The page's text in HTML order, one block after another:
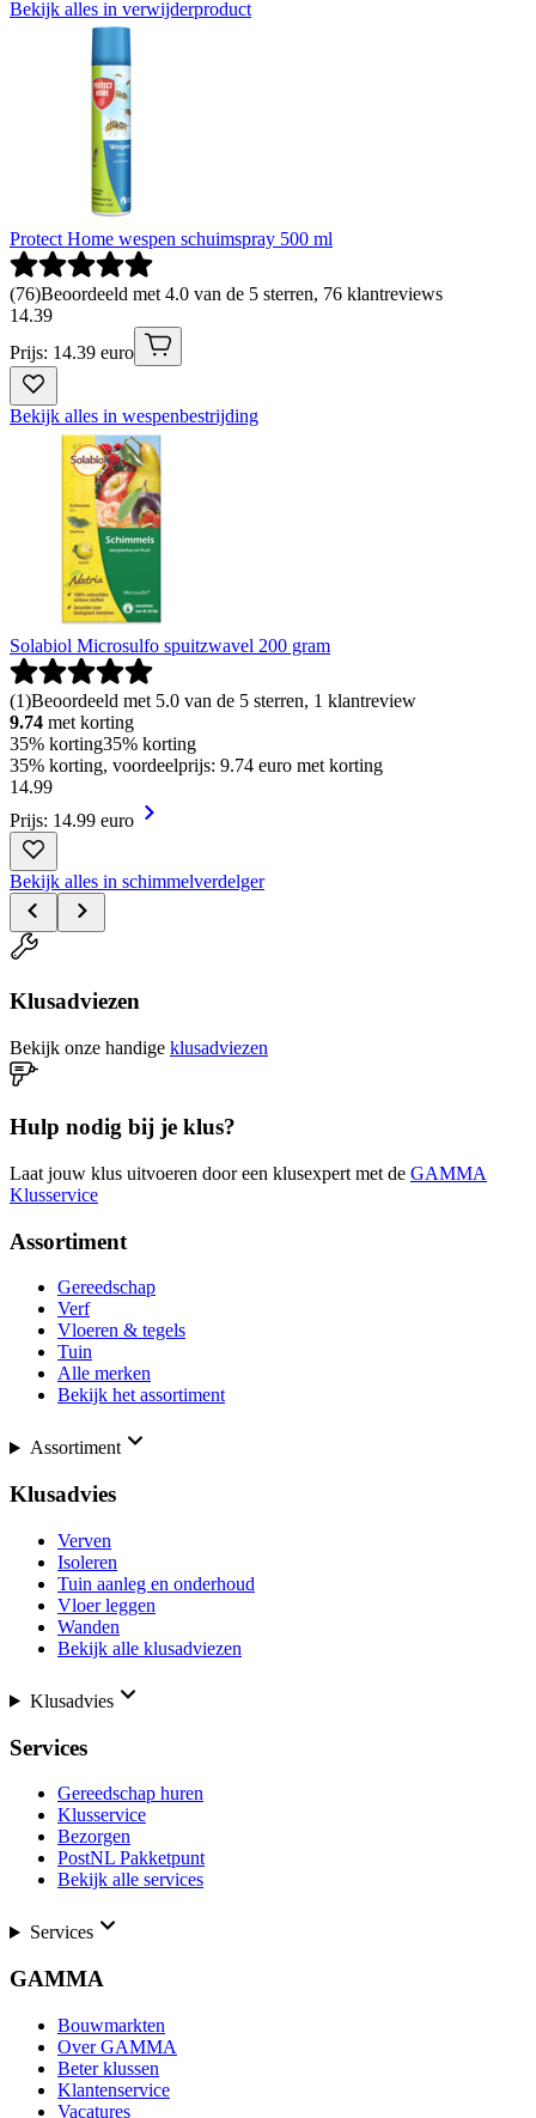
Bekijk alles in verwijderproduct
Protect Home wespen schuimspray 500 ml
(76)Beoordeeld met 4.0 van de 5 sterren, 76 klantreviews
14.39
Prijs: 14.39 euro
Bekijk alles in wespenbestrijding
Solabiol Microsulfo spuitzwavel 200 gram
(1)Beoordeeld met 5.0 van de 5 sterren, 1 klantreview
9.74 met korting
35% korting35% korting
35% korting, voordeelprijs: 9.74 euro met korting
14.99
Prijs: 14.99 euro
Bekijk alles in schimmelverdelger
Klusadviezen
Bekijk onze handige klusadviezen
Hulp nodig bij je klus?
Laat jouw klus uitvoeren door een klusexpert met de GAMMA
Klusservice
Assortiment
Gereedschap
Verf
Vloeren & tegels
Tuin
Alle merken
Bekijk het assortiment
Assortiment
Klusadvies
Verven
Isoleren
Tuin aanleg en onderhoud
Vloer leggen
Wanden
Bekijk alle klusadviezen
Klusadvies
Services
Gereedschap huren
Klusservice
Bezorgen
PostNL Pakketpunt
Bekijk alle services
Services
GAMMA
Bouwmarkten
Over GAMMA
Beter klussen
Klantenservice
Vacatures